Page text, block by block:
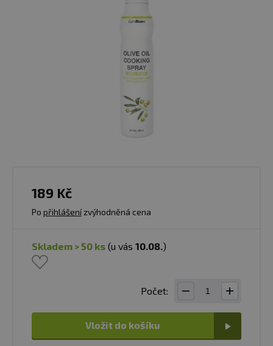
189 Kč
Po přihlášenízvýhodněná cena
skladem > 50 ks (u vás 10.08.)
Počet:
Vložit do košíku